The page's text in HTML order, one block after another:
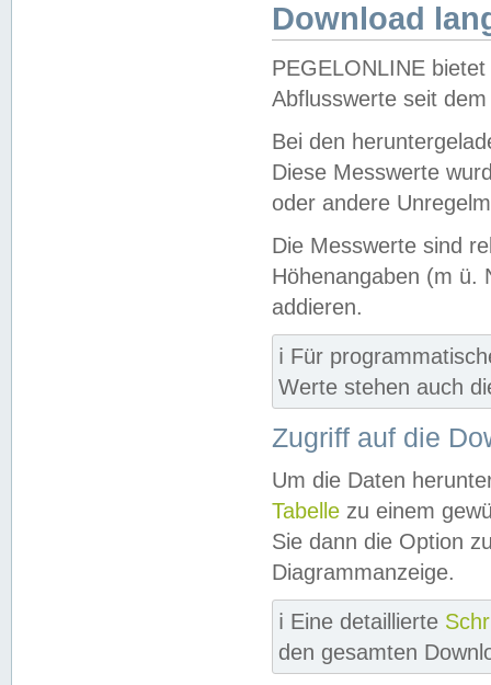
Download
PEGELONLINE
Abflusswerte seit
Bei den
Diese Messwerte
oder andere
Die Messwerte sind
Höhenangaben (m ü.
addieren.
ℹ️ Für
Werte stehen auch
Zugriff auf die
Um die Daten
Tabelle zu einem
Sie dann die Option
Diagrammanzeige.
ℹ️ Eine detaillierte
den gesamten